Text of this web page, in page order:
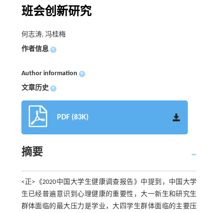
班会创新研究
何志涛, 冯桂梅
作者信息 +
Author information +
文章历史 +
PDF (83K)
摘要
<正>《2020中国大学生健康调查报告》中提到，中国大学
生已经普遍意识到心理健康的重要性，大一新生和研究生
群体面临的最大压力是学业，大四学生群体面临的主要压